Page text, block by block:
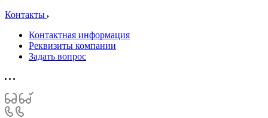
Контакты
Контактная информация
Реквизиты компании
Задать вопрос